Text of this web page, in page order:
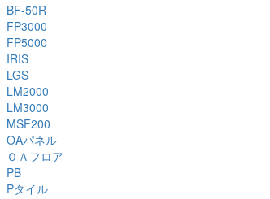
BF-50R
FP3000
FP5000
IRIS
LGS
LM2000
LM3000
MSF200
OAパネル
ＯＡフロア
PB
Pタイル